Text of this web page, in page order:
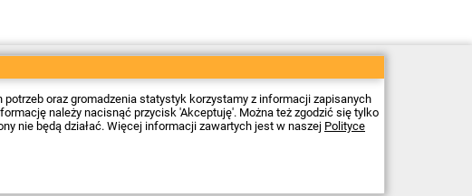
ul. Wólczyńska 206
01-919 Warszawa
NIP: 118-15-77-240
Tel.22 599 49 70
oraz gromadzenia statystyk korzystamy z informacji zapisanych
należy nacisnąć przycisk 'Akceptuję'. Można też zgodzić się tylko
nie będą działać. Więcej informacji zawartych jest w naszej Polityce